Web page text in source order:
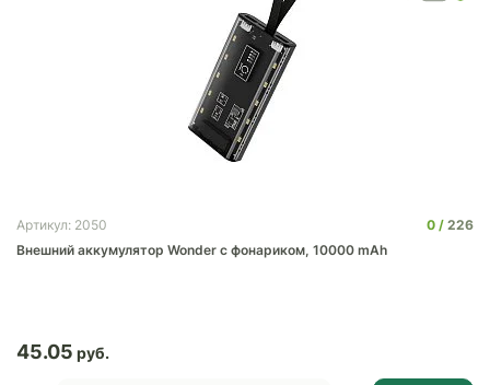
Артикул: 2050 0
226
Внешний аккумулятор Wonder с фонариком, 10000 mAh
45.05